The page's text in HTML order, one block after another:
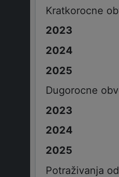
Kratkorocne
Dugorocne
Potraživanja